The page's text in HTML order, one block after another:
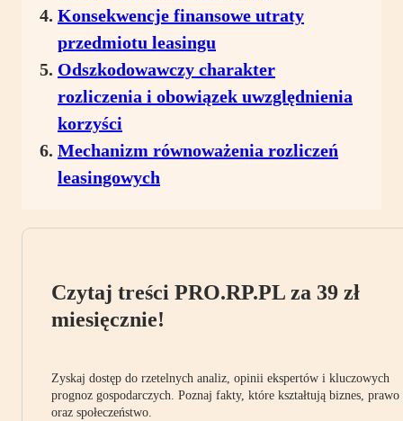
Konsekwencje finansowe utraty
przedmiotu leasingu
Odszkodowawczy charakter
rozliczenia i obowiązek uwzględnienia
korzyści
Mechanizm równoważenia rozliczeń
leasingowych
Czytaj treści PRO.RP.PL za 39 zł
miesięcznie!
Zyskaj dostęp do rzetelnych analiz, opinii ekspertów i kluczowych
prognoz gospodarczych. Poznaj fakty, które kształtują biznes, prawo
oraz społeczeństwo.